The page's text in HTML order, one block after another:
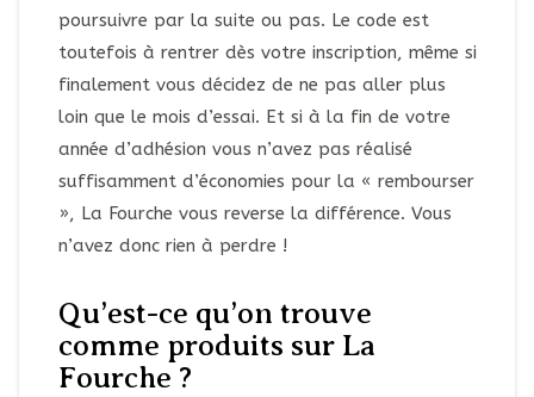
poursuivre par la suite ou pas. Le code est
toutefois à rentrer dès votre inscription, même si
finalement vous décidez de ne pas aller plus
loin que le mois d’essai. Et si à la fin de votre
année d’adhésion vous n’avez pas réalisé
suffisamment d’économies pour la « rembourser
», La Fourche vous reverse la différence. Vous
n’avez donc rien à perdre !
Qu’est-ce qu’on trouve
comme produits sur La
Fourche ?